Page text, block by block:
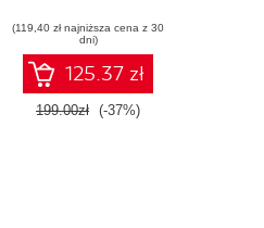
(119,40 zł najniższa cena z 30
dni)
125.37 zł
199.00zł (-37%)